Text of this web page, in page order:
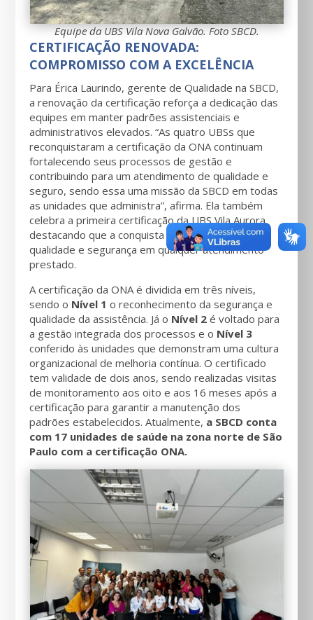
Equipe da UBS Vila Nova Galvão. Foto SBCD.
CERTIFICAÇÃO RENOVADA:
COMPROMISSO COM A EXCELÊNCIA
Para Érica Laurindo, gerente de Qualidade na SBCD,
a renovação da certificação reforça a dedicação das
equipes em manter padrões assistenciais e
administrativos elevados. “As quatro UBSs que
reconquistaram a certificação da ONA continuam
fortalecendo seus processos de gestão e
contribuindo para um atendimento de qualidade e
seguro, sendo essa uma missão da SBCD em todas
as unidades que administra”, afirma. Ela também
celebra a primeira certificação da UBS Vila Aurora,
destacando que a conquista reforça a busca por
qualidade e segurança em qualquer atendimento
prestado.
A certificação da ONA é dividida em três níveis,
sendo o Nível 1 o reconhecimento da segurança e
qualidade da assistência. Já o Nível 2 é voltado para
a gestão integrada dos processos e o Nível 3
conferido às unidades que demonstram uma cultura
organizacional de melhoria contínua. O certificado
tem validade de dois anos, sendo realizadas visitas
de monitoramento aos oito e aos 16 meses após a
certificação para garantir a manutenção dos
padrões estabelecidos. Atualmente, a SBCD conta
com 17 unidades de saúde na zona norte de São
Paulo com a certificação ONA.